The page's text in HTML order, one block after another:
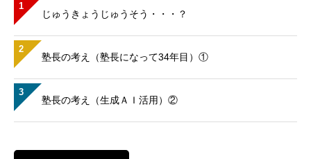
1
じゅうきょうじゅうそう・・・？
2
塾長の考え（塾長になって34年目）①
3
塾長の考え（生成ＡＩ活用）②